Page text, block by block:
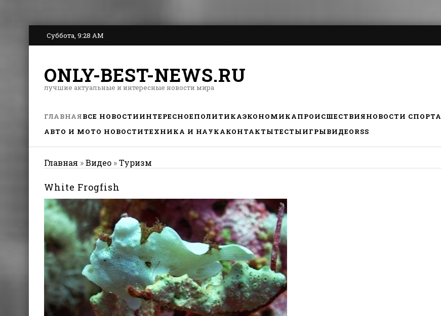
Суббота, 9:28 AM
ONLY-BEST-NEWS.RU
лучшие актуальные и интересные новости мира
ГЛАВНАЯВСЕ НОВОСТИИНТЕРЕСНОЕПОЛИТИКАЭКОНОМИКАПРОИСШЕСТВИЯНОВОСТИ СПОРТА
АВТО И МОТО НОВОСТИТЕХНИКА И НАУКАКОНТАКТЫТЕСТЫИГРЫВИДЕОRSS
Главная »Видео »Туризм
White Frogfish